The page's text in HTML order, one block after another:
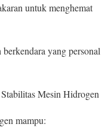
untuk menghemat
yang personal
Mesin Hidrogen
mampu: